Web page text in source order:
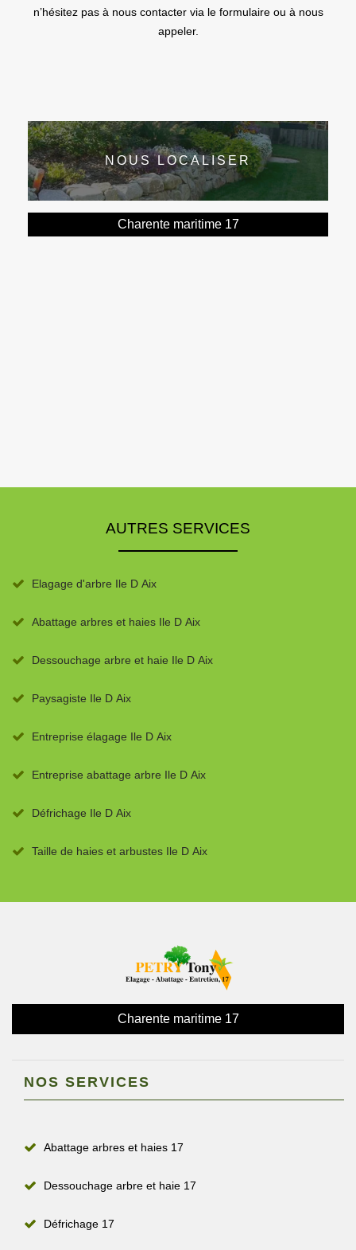
n’hésitez pas à nous contacter via le formulaire ou à nous
appeler.
NOUS LOCALISER
Charente maritime 17
AUTRES SERVICES
Elagage d'arbre Ile D Aix
Abattage arbres et haies Ile D Aix
Dessouchage arbre et haie Ile D Aix
Paysagiste Ile D Aix
Entreprise élagage Ile D Aix
Entreprise abattage arbre Ile D Aix
Défrichage Ile D Aix
Taille de haies et arbustes Ile D Aix
Charente maritime 17
NOS SERVICES
Abattage arbres et haies 17
Dessouchage arbre et haie 17
Défrichage 17